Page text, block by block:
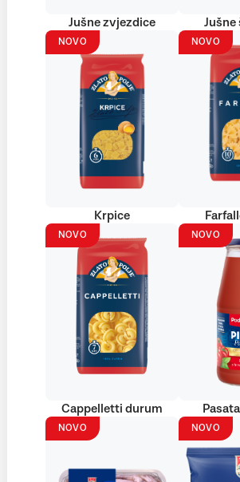
Jušne zvjezdice Jušne
NOVO
Krpice
NOVO
NOVO
Cappelletti durum
NOVO
NOVO NOVO